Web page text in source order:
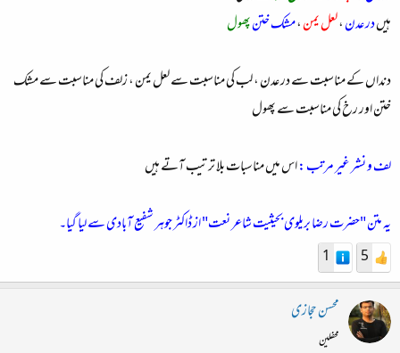
ہیںدر عدن،لعل یمن،مشک ختنپھول
دنداں کے مناسبت سے در عدن ، لب کی مناسبت سے لعل یمن ، زلف کی مناسبت سے مشک
ختن اور رخ کی مناسبت سے پھول
لف و نشر غیر مرتب :اس میں مناسبات بلا ترتیب آتے ہیں
یہ متن "حضرت رضا بریلوی بحیثیت شاعر نعت" از ڈاکٹر جوہر شفیع آبادی سے لیا گیا۔
5
1
محسن حجازی
محفلین